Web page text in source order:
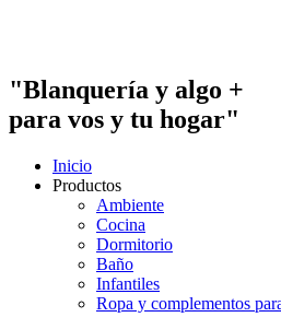
"Blanquería y algo +
para vos y tu hogar"
Inicio
Productos
Ambiente
Cocina
Dormitorio
Baño
Infantiles
Ropa y complementos